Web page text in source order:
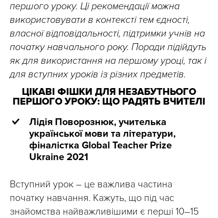
першого уроку. Ці рекомендації можна
використовувати в контексті тем єдності,
власної відповідальності, підтримки учнів на
початку навчального року. Поради підійдуть
як для використання на першому уроці, так і
для вступних уроків із різних предметів.
ЦІКАВІ ФІШКИ ДЛЯ НЕЗАБУТНЬОГО
ПЕРШОГО УРОКУ: ЩО РАДЯТЬ ВЧИТЕЛІ
Лідія Поворознюк, учителька
української мови та літератури,
фіналістка Global Teacher Prize
Ukraine 2021
Вступний урок – це важлива частина
початку навчання. Кажуть, що під час
знайомства найважливішими є перші 10–15